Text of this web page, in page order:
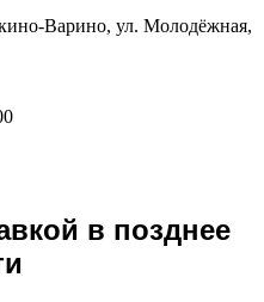
Варино, ул. Молодёжная,
в позднее